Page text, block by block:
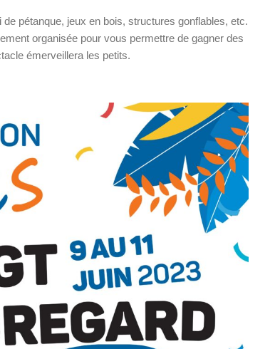
pétanque, jeux en bois, structures gonflables, etc.
organisée pour vous permettre de gagner des
émerveillera les petits.